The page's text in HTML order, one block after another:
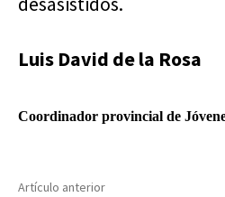
Luis David de la Rosa
Coordinador provincial de
Artículo anterior